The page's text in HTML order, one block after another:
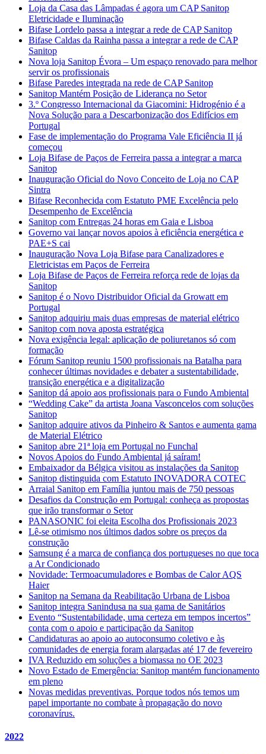
Loja da Casa das Lâmpadas é agora um CAP Sanitop
Eletricidade e Iluminação
Bifase Lordelo passa a integrar a rede de CAP Sanitop
Bifase Caldas da Rainha passa a integrar a rede de CAP
Sanitop
Nova loja Sanitop Évora – Um espaço renovado para melhor
servir os profissionais
Bifase Paredes integrada na rede de CAP Sanitop
Sanitop Mantém Posição de Liderança no Setor
3.º Congresso Internacional da Giacomini: Hidrogénio é a
Nova Solução para a Descarbonização dos Edifícios em
Portugal
Fase de implementação do Programa Vale Eficiência II já
começou
Loja Bifase de Paços de Ferreira passa a integrar a marca
Sanitop
Inauguração Oficial do Novo Conceito de Loja no CAP
Sintra
Bifase Reconhecida com Estatuto PME Excelência pelo
Desempenho de Excelência
Sanitop com Entregas 24 horas em Gaia e Lisboa
Governo vai lançar novos apoios à eficiência energética e
PAE+S cai
Inauguração Nova Loja Bifase para Canalizadores e
Eletricistas em Paços de Ferreira
Loja Bifase de Paços de Ferreira reforça rede de lojas da
Sanitop
Sanitop é o Novo Distribuidor Oficial da Growatt em
Portugal
Sanitop adquiriu mais duas empresas de material elétrico
Sanitop com nova aposta estratégica
Nova exigência legal: aplicação de poliuretanos só com
formação
Fórum Sanitop reuniu 1500 profissionais na Batalha para
conhecer últimas novidades e debater a sustentabilidade,
transição energética e a digitalização
Sanitop dá apoio aos profissionais para o Fundo Ambiental
“Wedding Cake” da artista Joana Vasconcelos com soluções
Sanitop
Sanitop adquire ativos da Pinheiro & Santos e aumenta gama
de Material Elétrico
Sanitop abre 21ª loja em Portugal no Funchal
Novos Apoios do Fundo Ambiental já saíram!
Embaixador da Bélgica visitou as instalações da Sanitop
Sanitop distinguida com Estatuto INOVADORA COTEC
Arraial Sanitop em Família juntou mais de 750 pessoas
Desafios da Construção em Portugal: conheça as propostas
que irão transformar o Setor
PANASONIC foi eleita Escolha dos Profissionais 2023
Lê-se otimismo nos últimos dados sobre os preços da
construção
Samsung é a marca de confiança dos portugueses no que toca
a Ar Condicionado
Novidade: Termoacumuladores e Bombas de Calor AQS
Haier
Sanitop na Semana da Reabilitação Urbana de Lisboa
Sanitop integra Sanindusa na sua gama de Sanitários
Evento “Sustentabilidade, uma certeza em tempos incertos”
conta com o apoio e participação da Sanitop
Candidaturas ao apoio ao autoconsumo coletivo e às
comunidades de energia foram alargadas até 17 de fevereiro
IVA Reduzido em soluções a biomassa no OE 2023
Novo Estado de Emergência: Sanitop mantém funcionamento
em pleno
Novas medidas preventivas. Porque todos nós temos um
papel importante no combate à propagação do novo
coronavírus.
2022